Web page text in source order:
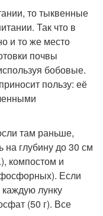
то тыквенные
Так что в
и то же место
почвы
бобовые.
пользу: её
там раньше,
глубину до 30 см
компостом и
Если
лунку
(50 г). Все